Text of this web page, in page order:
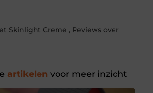
Skinlight Creme , Reviews over
artikelen voor meer inzicht